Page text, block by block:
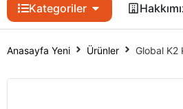
Kategoriler
Anasayfa Yeni Ürünler Global